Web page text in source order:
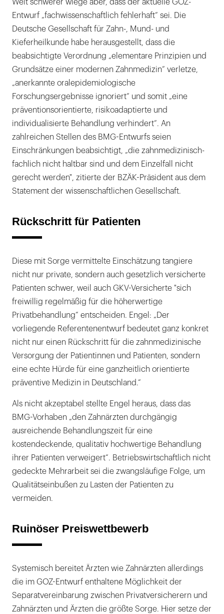
Weit schwerer wiege aber, dass der aktuelle GOZ-
Entwurf „fachwissenschaftlich fehlerhaft“ sei. Die
Deutsche Gesellschaft für Zahn-, Mund- und
Kieferheilkunde habe herausgestellt, dass die
beabsichtigte Verordnung „elementare Prinzipien und
Grundsätze einer modernen Zahnmedizin“ verletze,
„anerkannte oralepidemiologische
Forschungsergebnisse ignoriert“ und somit „eine
präventionsorientierte, risikoadaptierte und
individualisierte Behandlung verhindert“. An
zahlreichen Stellen des BMG-Entwurfs seien
Einschränkungen beabsichtigt, „die zahnmedizinisch-
fachlich nicht haltbar sind und dem Einzelfall nicht
gerecht werden", zitierte der BZÄK-Präsident aus dem
Statement der wissenschaftlichen Gesellschaft.
Rückschritt für Patienten
Diese mit Sorge vermittelte Einschätzung tangiere
nicht nur private, sondern auch gesetzlich versicherte
Patienten schwer, weil auch GKV-Versicherte "sich
freiwillig regelmäßig für die höherwertige
Privatbehandlung“ entscheiden. Engel: „Der
vorliegende Referentenentwurf bedeutet ganz konkret
nicht nur einen Rückschritt für die zahnmedizinische
Versorgung der Patientinnen und Patienten, sondern
eine echte Hürde für eine ganzheitlich orientierte
präventive Medizin in Deutschland.“
Als nicht akzeptabel stellte Engel heraus, dass das
BMG-Vorhaben „den Zahnärzten durchgängig
ausreichende Behandlungszeit für eine
kostendeckende, qualitativ hochwertige Behandlung
ihrer Patienten verweigert“. Betriebswirtschaftlich nicht
gedeckte Mehrarbeit sei die zwangsläufige Folge, um
Qualitätseinbußen zu Lasten der Patienten zu
vermeiden.
Ruinöser Preiswettbewerb
Systemisch bereitet Ärzten wie Zahnärzten allerdings
die im GOZ-Entwurf enthaltene Möglichkeit der
Separatvereinbarung zwischen Privatversicherern und
Zahnärzten und Ärzten die größte Sorge. Hier setze der